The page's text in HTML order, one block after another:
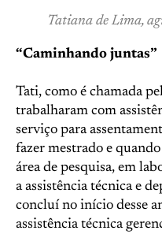
Tatiana de Lima,
“Caminhando juntas”
Tati, como é chamada
trabalharam com
serviço para
fazer mestrado e
área de pesquisa, em
a assistência técnica e
concluí no início desse
assistência técnica